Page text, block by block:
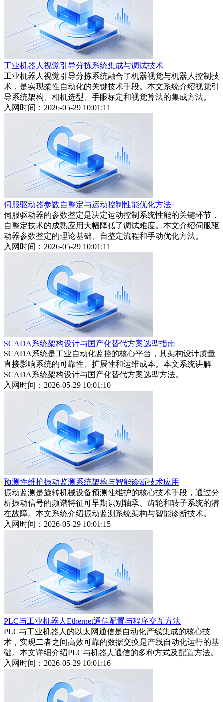
工业机器人视觉引导分拣系统集成与调试技术
工业机器人视觉引导分拣系统融合了机器视觉与机器人控制技
术，是实现柔性自动化的关键技术手段。本文系统介绍视觉引
导系统架构、相机选型、手眼标定和视觉算法的集成方法。
入网时间：2026-05-29 10:01:11
伺服驱动器参数自整定与运动控制性能优化方法
伺服驱动器的参数整定是决定运动控制系统性能的关键环节，
自整定技术的成熟应用大幅降低了调试难度。本文介绍伺服驱
动器参数整定的理论基础、自整定流程和手动优化方法。
入网时间：2026-05-29 10:01:11
SCADA系统架构设计与国产化替代方案选型指南
SCADA系统是工业自动化监控的核心平台，其架构设计质量
直接影响系统的可靠性、扩展性和运维成本。本文系统讲解
SCADA系统架构设计与国产化替代方案选型方法。
入网时间：2026-05-29 10:01:10
预测性维护振动监测系统架构与智能诊断技术应用
振动监测是旋转机械设备预测性维护的核心技术手段，通过分
析振动信号的频谱特征可早期识别轴承、齿轮和转子系统的潜
在故障。本文系统介绍振动监测系统架构与智能诊断技术。
入网时间：2026-05-29 10:01:15
PLC与工业机器人Ethernet通信配置与程序交互方法
PLC与工业机器人的以太网通信是自动化产线集成的核心技
术，实现二者之间高效可靠的数据交换是产线自动化运行的基
础。本文详细介绍PLC与机器人通信的多种方式及配置方法。
入网时间：2026-05-29 10:01:16